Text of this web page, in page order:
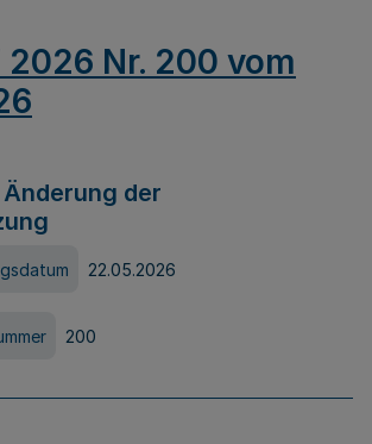
2026 Nr. 200 vom
der
22.05.2026
200